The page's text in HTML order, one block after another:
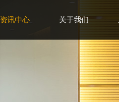
资讯中心 关于我们